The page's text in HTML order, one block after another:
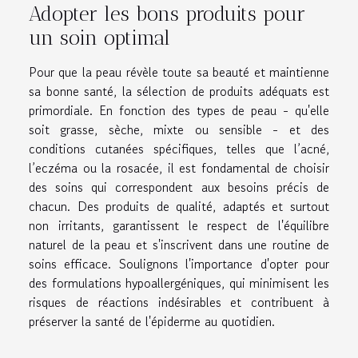
Adopter les bons produits pour
un soin optimal
Pour que la peau révèle toute sa beauté et maintienne
sa bonne santé, la sélection de produits adéquats est
primordiale. En fonction des types de peau - qu'elle
soit grasse, sèche, mixte ou sensible - et des
conditions cutanées spécifiques, telles que l’acné,
l’eczéma ou la rosacée, il est fondamental de choisir
des soins qui correspondent aux besoins précis de
chacun. Des produits de qualité, adaptés et surtout
non irritants, garantissent le respect de l'équilibre
naturel de la peau et s'inscrivent dans une routine de
soins efficace. Soulignons l'importance d'opter pour
des formulations hypoallergéniques, qui minimisent les
risques de réactions indésirables et contribuent à
préserver la santé de l'épiderme au quotidien.